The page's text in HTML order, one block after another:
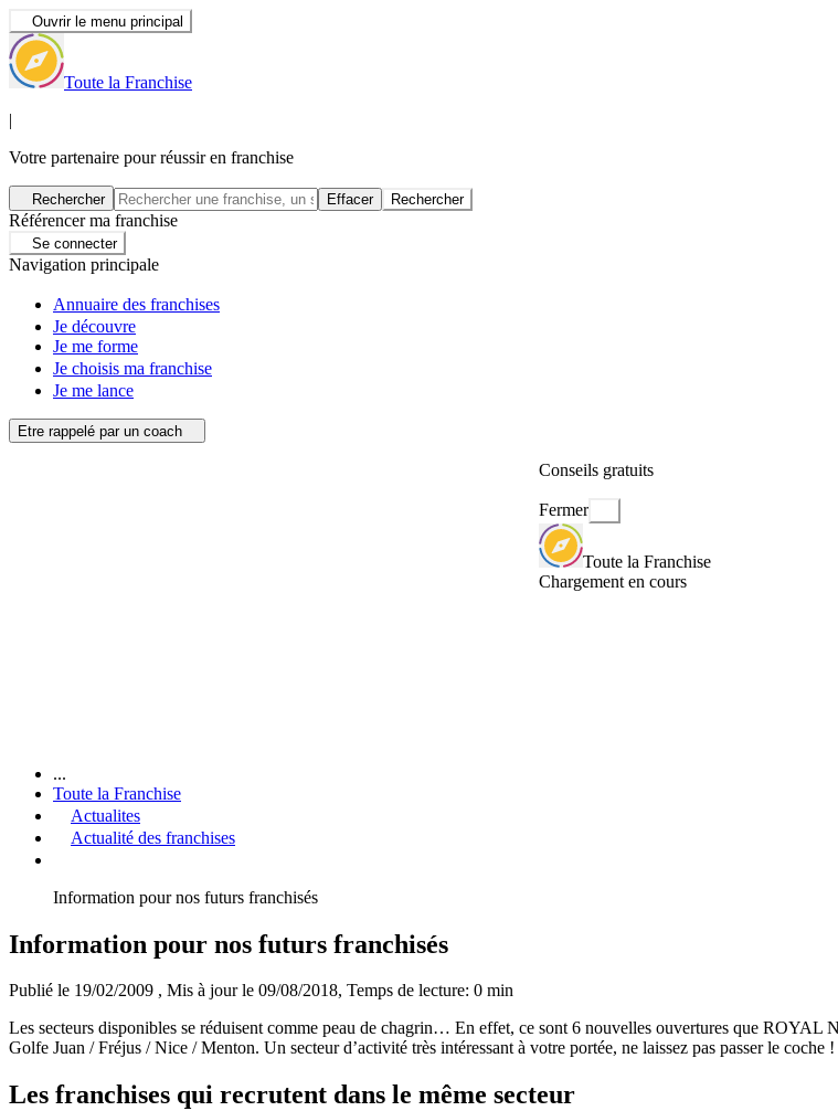
Ouvrir le menu principal
Toute la Franchise
|
Votre partenaire pour réussir en franchise
Rechercher Effacer Rechercher
Référencer ma franchise
Se connecter
Navigation principale
Annuaire des franchises
Je découvre
Je me forme
Je choisis ma franchise
Je me lance
Etre rappelé par un coach
Conseils gratuits
Fermer
Toute la Franchise
Chargement en cours
...
Toute la Franchise
Actualites
Actualité des franchises
Information pour nos futurs franchisés
Information pour nos futurs franchisés
Publié le 19/02/2009 , Mis à jour le 09/08/2018, Temps de lecture: 0 min
Les secteurs disponibles se réduisent comme peau de chagrin… En effet, ce sont 6 nouvelles ouvertures que
Golfe Juan / Fréjus / Nice / Menton. Un secteur d’activité très intéressant à votre portée, ne laissez pas passer le coche !
Les franchises qui recrutent dans le même secteur